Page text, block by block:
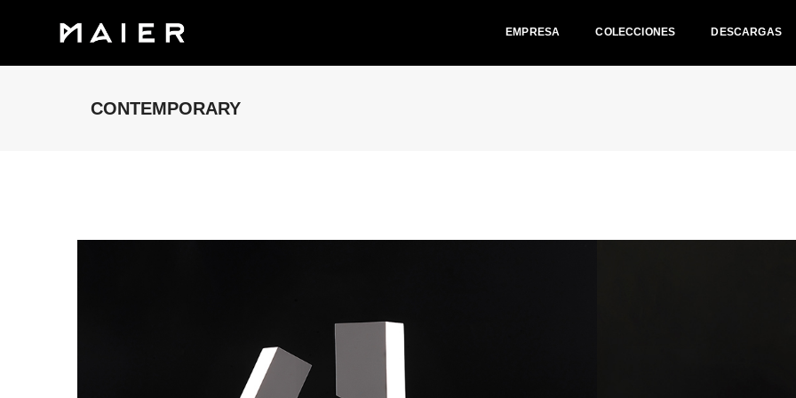
EMPRESA COLECCIONES DESCARGAS
CONTEMPORARY
KUADRAT